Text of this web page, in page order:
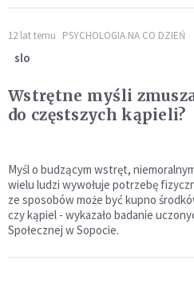
12 lat temu PSYCHOLOGIA NA CO DZIEŃ
slo
Wstrętne myśli
do częstszych kąpieli?
Myśl o budzącym wstręt,
wielu ludzi wywołuje potrzebę
ze sposobów może być kupno
czy kąpiel - wykazało badanie
Społecznej w Sopocie.